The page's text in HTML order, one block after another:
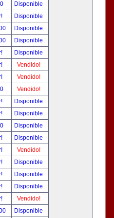
Disponible
Disponible
Disponible
Disponible
Disponible
Vendido!
Vendido!
Vendido!
Disponible
Disponible
Disponible
Disponible
Vendido!
Disponible
Disponible
Disponible
Vendido!
Disponible